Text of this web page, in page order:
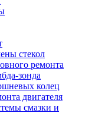
стекол
ремонта
зонда
колец
двигателя
смазки и